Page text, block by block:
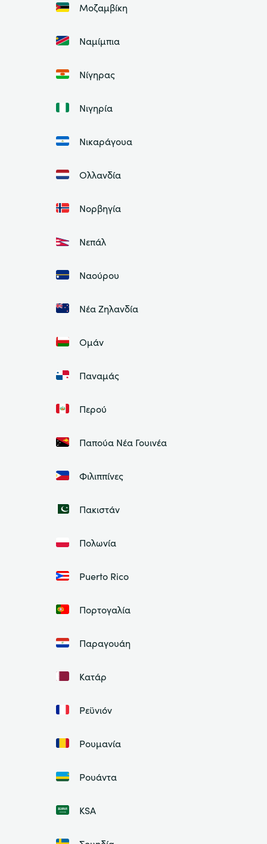
Μοζαμβίκη
Ναμίμπια
Νίγηρας
Νιγηρία
Νικαράγουα
Ολλανδία
Νορβηγία
Νεπάλ
Ναούρου
Νέα Ζηλανδία
Ομάν
Παναμάς
Περού
Παπούα Νέα Γουινέα
Φιλιππίνες
Πακιστάν
Πολωνία
Puerto Rico
Πορτογαλία
Παραγουάη
Κατάρ
Ρεϋνιόν
Ρουμανία
Ρουάντα
ΚSA